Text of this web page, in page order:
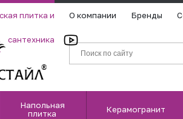
плитка и
сантехника
О компании Бренды
Напольная
плитка
Керамогранит